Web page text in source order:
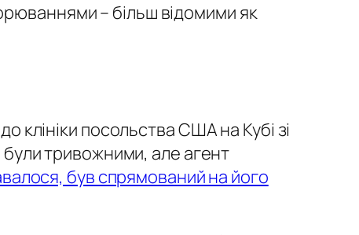
– більш відомими як
клініки посольства США на Кубі зі
були тривожними, але агент
був спрямований на його